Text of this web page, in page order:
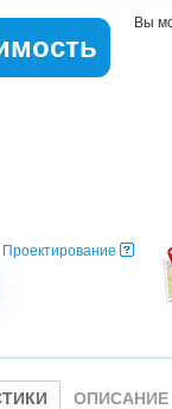
Вы
Проектирование
ОПИСАНИЕ